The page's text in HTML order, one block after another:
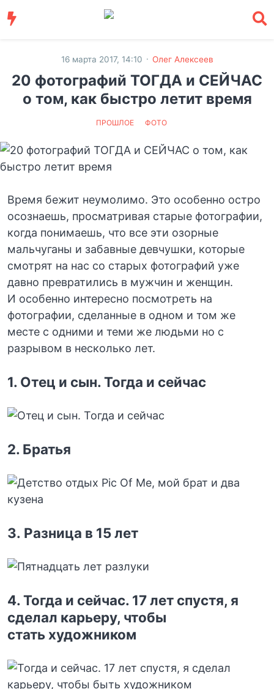
16 марта 2017, 14:10 · Олег Алексеев
20 фотографий ТОГДА и СЕЙЧАС
о том, как быстро летит время
ПРОШЛОЕ ФОТО
Время бежит неумолимо. Это особенно остро
осознаешь, просматривая старые фотографии,
когда понимаешь, что все эти озорные
мальчуганы и забавные девчушки, которые
смотрят на нас со старых фотографий уже
давно превратились в мужчин и женщин.
И особенно интересно посмотреть на
фотографии, сделанные в одном и том же
месте с одними и теми же людьми но с
разрывом в несколько лет.
1. Отец и сын. Тогда и сейчас
2. Братья
3. Разница в 15 лет
4. Тогда и сейчас. 17 лет спустя, я
сделал карьеру, чтобы
стать художником